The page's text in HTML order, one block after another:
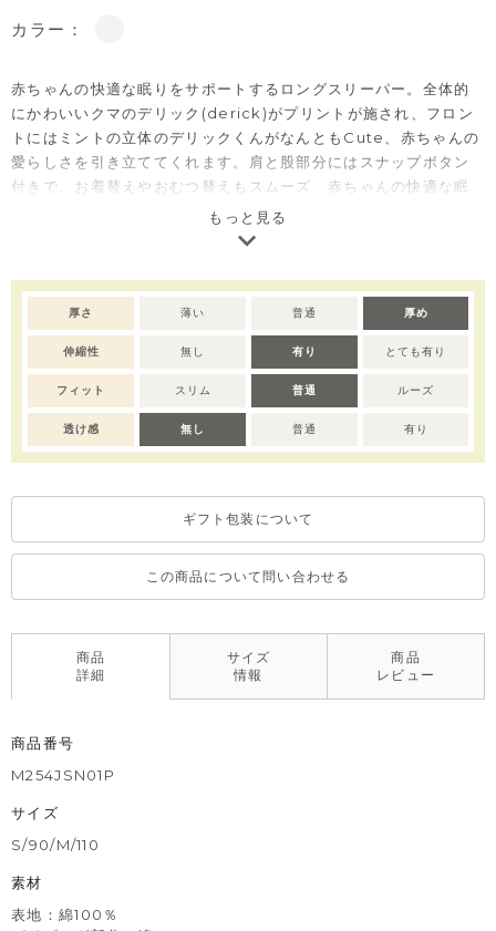
カラー：
赤ちゃんの快適な眠りをサポートするロングスリーパー。全体的
にかわいいクマのデリック(derick)がプリントが施され、フロン
トにはミントの立体のデリックくんがなんともCute、赤ちゃんの
愛らしさを引き立ててくれます。肩と股部分にはスナップボタン
付きで、お着替えやおむつ替えもスムーズ、赤ちゃんの快適な眠
りをサポートします。コットン素材の商品は、着心地・肌へのや
さしさ・快適性に優れた、毎日着たくなる安心素材です。肌ざわ
注意）こちらの商品は全サイズ、「肩開き/股下ボタン」となりま
すので予めご了承ください。
もっと見る
厚さ 薄い 普通 厚め
伸縮性 無し 有り とても有り
フィット スリム 普通 ルーズ
透け感 無し 普通 有り
ギフト包装について
この商品について問い合わせる
商品
詳細
サイズ
情報
商品
レビュー
商品番号
M254JSN01P
サイズ
S/90/M/110
素材
表地：綿100％